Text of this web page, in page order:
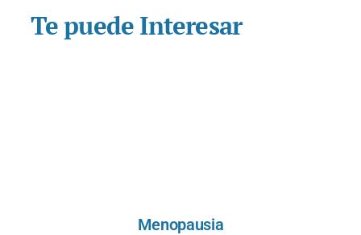
Te puede Interesar
Menopausia